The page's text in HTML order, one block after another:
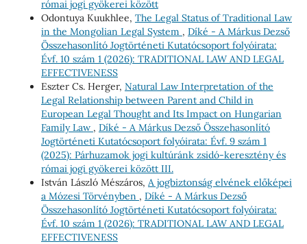
római jogi gyökerei között
Odontuya Kuukhlee, The Legal Status of Traditional Law
in the Mongolian Legal System , Díké - A Márkus Dezső
Összehasonlító Jogtörténeti Kutatócsoport folyóirata:
Évf. 10 szám 1 (2026): TRADITIONAL LAW AND LEGAL
EFFECTIVENESS
Eszter Cs. Herger, Natural Law Interpretation of the
Legal Relationship between Parent and Child in
European Legal Thought and Its Impact on Hungarian
Family Law , Díké - A Márkus Dezső Összehasonlító
Jogtörténeti Kutatócsoport folyóirata: Évf. 9 szám 1
(2025): Párhuzamok jogi kultúránk zsidó-keresztény és
római jogi gyökerei között III.
István László Mészáros, A jogbiztonság elvének előképei
a Mózesi Törvényben , Díké - A Márkus Dezső
Összehasonlító Jogtörténeti Kutatócsoport folyóirata:
Évf. 10 szám 1 (2026): TRADITIONAL LAW AND LEGAL
EFFECTIVENESS